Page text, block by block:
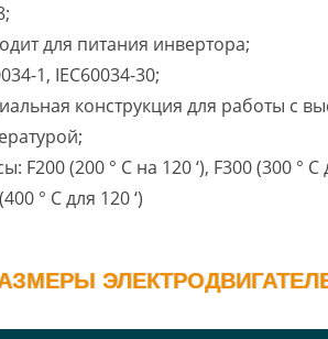
для питания инвертора;
1, IEC60034-30;
конструкция для работы с
F200 (200 ° C на 120 ‘), F300 (300 ° C
° C для 120 ‘)